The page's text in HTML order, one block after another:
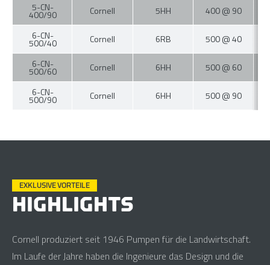
5-CN-
400/90 Cornell 5HH
400 @ 90
6-CN-
500/40 Cornell 6RB
500 @ 40
6-CN-
500/60 Cornell 6HH
500 @ 60
6-CN-
500/90 Cornell 6HH 500 @ 90
EXKLUSIVE VORTEILE
HIGHLIGHTS
Cornell produziert seit 1946 Pumpen für die Landwirtschaft.
Im Laufe der Jahre haben die Ingenieure das Design und die